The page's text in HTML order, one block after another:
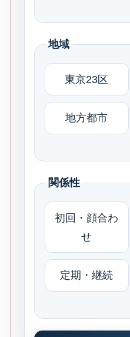
地域
東京23区
地方都市
関係性
初回・顔合わ
せ
定期・継続